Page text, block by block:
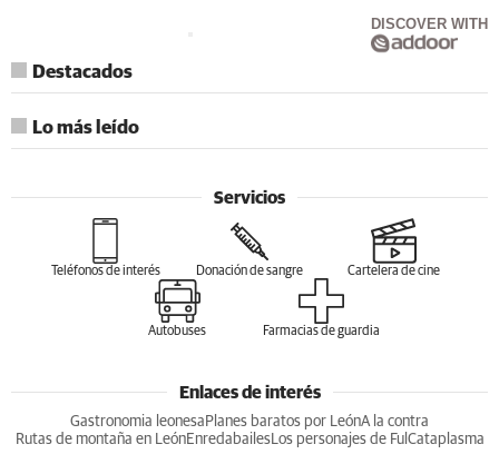
DISCOVER WITH
Destacados
Lo más leído
Servicios
Teléfonos de interés Donación de sangre Cartelera de cine
Autobuses Farmacias de guardia
Enlaces de interés
Gastronomia leonesa Planes baratos por LeónA la contra
Rutas de montaña en LeónEnredabailesLos personajes de Ful Cataplasma